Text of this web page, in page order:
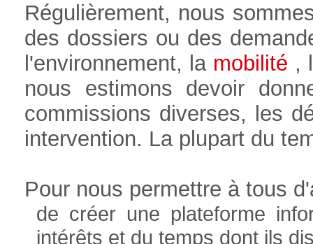
Régulièrement, nous
des dossiers ou des
l'environnement, la mobilité ,
nous estimons devoir
commissions diverses, les
intervention. La plupart du
Pour nous permettre à tous
de créer une plateforme
intérêts et du temps dont ils